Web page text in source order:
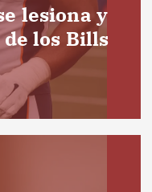
lesiona y
los Bills